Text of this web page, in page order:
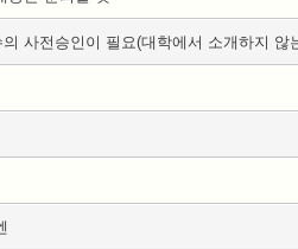
의 사전승인이 필요(대학에서 소개하지 않